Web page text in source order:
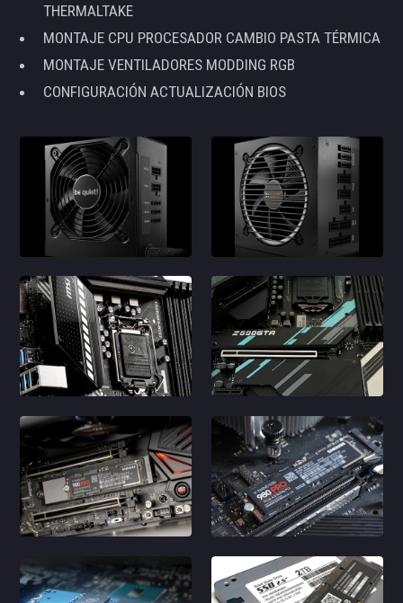
THERMALTAKE
MONTAJE CPU PROCESADOR CAMBIO PASTA TÉRMICA
MONTAJE VENTILADORES MODDING RGB
CONFIGURACIÓN ACTUALIZACIÓN BIOS